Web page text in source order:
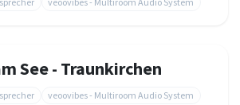
See - Traunkirchen
veoovibes - Multiroom Audio System